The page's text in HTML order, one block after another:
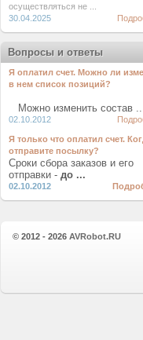
осуществляться не ...
30.04.2025
Вопросы и ответы
Я оплатил счет. Можно ли
в нем список позиций?
Можно изменить состав
02.10.2012
Я только что оплатил счет.
отправите посылку?
Сроки сбора заказов и его
отправки - до ...
02.10.2012
© 2012 - 2026 AVRobot.RU